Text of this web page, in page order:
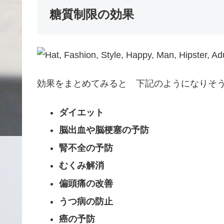
糖質制限の効果
効果をまとめてみると 下記のようになりそ
ダイエット
脳出血や脳梗塞の予防
腎不全の予防
むくみ解消
偏頭痛の改善
うつ病の防止
癌の予防